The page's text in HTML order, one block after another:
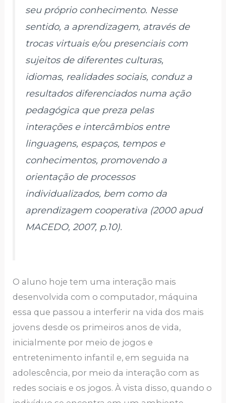
seu próprio conhecimento. Nesse
sentido, a aprendizagem, através de
trocas virtuais e/ou presenciais com
sujeitos de diferentes culturas,
idiomas, realidades sociais, conduz a
resultados diferenciados numa ação
pedagógica que preza pelas
interações e intercâmbios entre
linguagens, espaços, tempos e
conhecimentos, promovendo a
orientação de processos
individualizados, bem como da
aprendizagem cooperativa (2000 apud
MACEDO, 2007, p.10).
O aluno hoje tem uma interação mais
desenvolvida com o computador, máquina
essa que passou a interferir na vida dos mais
jovens desde os primeiros anos de vida,
inicialmente por meio de jogos e
entretenimento infantil e, em seguida na
adolescência, por meio da interação com as
redes sociais e os jogos. À vista disso, quando o